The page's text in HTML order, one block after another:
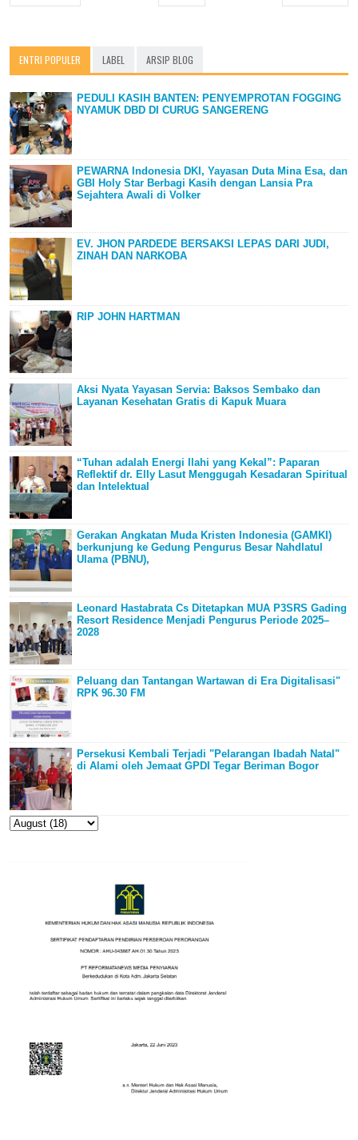
ENTRI POPULER LABEL ARSIP BLOG
PEDULI KASIH BANTEN: PENYEMPROTAN FOGGING
NYAMUK DBD DI CURUG SANGERENG
PEWARNA Indonesia DKI, Yayasan Duta Mina Esa, dan
GBI Holy Star Berbagi Kasih dengan Lansia Pra
Sejahtera Awali di Volker
EV. JHON PARDEDE BERSAKSI LEPAS DARI JUDI,
ZINAH DAN NARKOBA
RIP JOHN HARTMAN
Aksi Nyata Yayasan Servia: Baksos Sembako dan
Layanan Kesehatan Gratis di Kapuk Muara
“Tuhan adalah Energi Ilahi yang Kekal”: Paparan
Reflektif dr. Elly Lasut Menggugah Kesadaran Spiritual
dan Intelektual
Gerakan Angkatan Muda Kristen Indonesia (GAMKI)
berkunjung ke Gedung Pengurus Besar Nahdlatul
Ulama (PBNU),
Leonard Hastabrata Cs Ditetapkan MUA P3SRS Gading
Resort Residence Menjadi Pengurus Periode 2025–
2028
Peluang dan Tantangan Wartawan di Era Digitalisasi"
RPK 96.30 FM
Persekusi Kembali Terjadi "Pelarangan Ibadah Natal"
di Alami oleh Jemaat GPDI Tegar Beriman Bogor